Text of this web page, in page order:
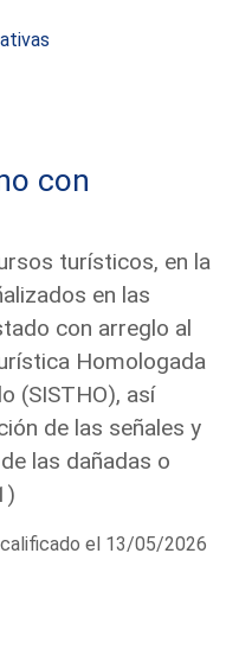
con
turísticos, en la
en las
con arreglo al
Homologada
(SISTHO), así
de las señales y
las dañadas o
el 13/05/2026